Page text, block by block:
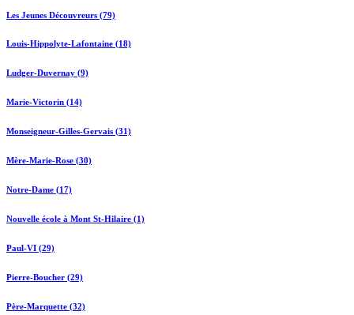
Les Jeunes Découvreurs (79)
Louis-Hippolyte-Lafontaine (18)
Ludger-Duvernay (9)
Marie-Victorin (14)
Monseigneur-Gilles-Gervais (31)
Mère-Marie-Rose (30)
Notre-Dame (17)
Nouvelle école à Mont St-Hilaire (1)
Paul-VI (29)
Pierre-Boucher (29)
Père-Marquette (32)